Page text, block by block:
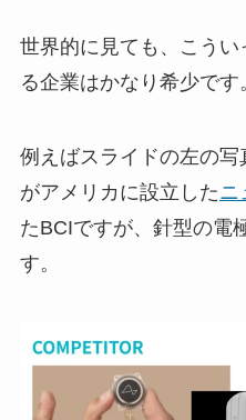
世界的に見ても、こう
る企業はかなり希少です
例えばスライドの左の
がアメリカに設立したニ
たBCIですが、針型の電
す。